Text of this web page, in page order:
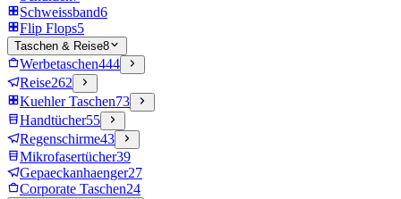
Schweissband6
Flip Flops5
Taschen & Reise8
Werbetaschen444
Reise262
Kuehler Taschen73
Handtücher55
Regenschirme43
Mikrofasertücher39
Gepaeckanhaenger27
Corporate Taschen24